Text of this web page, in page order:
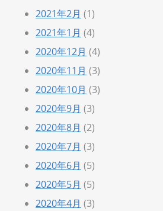
2021年2月 (1)
2021年1月 (4)
2020年12月 (4)
2020年11月 (3)
2020年10月 (3)
2020年9月 (3)
2020年8月 (2)
2020年7月 (3)
2020年6月 (5)
2020年5月 (5)
2020年4月 (3)